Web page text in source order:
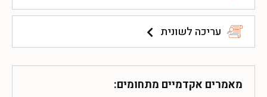
עריכה לשונית
מאמרים אקדמיים מתחומים: